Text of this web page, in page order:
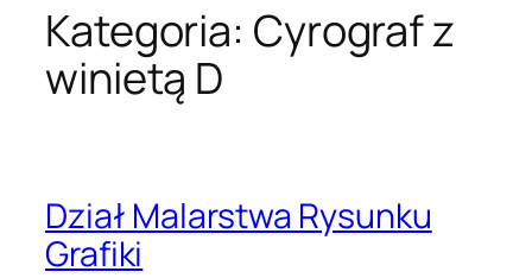
Kategoria: Cyrograf z
winietą D
Dział Malarstwa Rysunku
Grafiki